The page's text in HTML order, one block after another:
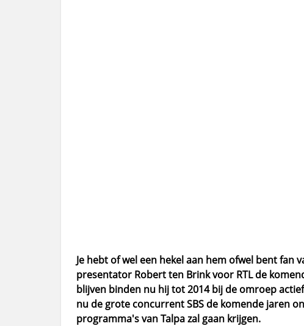
Je hebt of wel een hekel aan hem ofwel bent fan
presentator Robert ten Brink voor RTL de
blijven binden nu hij tot 2014 bij de omroep
nu de grote concurrent SBS de komende jaren
programma's van Talpa zal gaan krijgen.